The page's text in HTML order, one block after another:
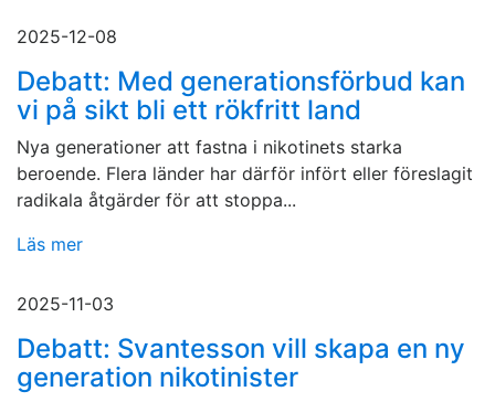
2025-12-08
Debatt: Med generationsförbud kan
vi på sikt bli ett rökfritt land
Nya generationer att fastna i nikotinets starka
beroende. Flera länder har därför infört eller föreslagit
radikala åtgärder för att stoppa...
Läs mer
2025-11-03
Debatt: Svantesson vill skapa en ny
generation nikotinister